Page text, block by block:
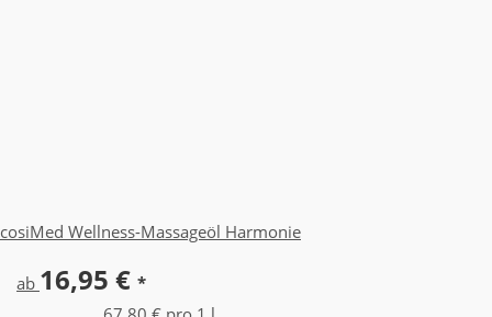
cosiMed Wellness-Massageöl Harmonie
ab 16,95 € *